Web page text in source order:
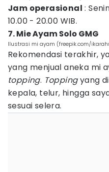
Jam operasional :
10.00 - 20.00 WIB.
7. Mie Ayam Solo GMG
Ilustrasi mi ayam (freepik.com/
Rekomendasi terakhir,
yang menjual aneka mi
topping. Toppingyang
kepala, telur, hingga
sesuai selera.